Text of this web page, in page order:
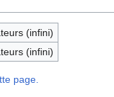
(infini)
(infini)
page.